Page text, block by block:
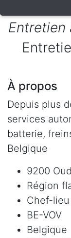
Entretien
À propos
Depuis plus
services
batterie,
Belgique
9200
Région
Chef-lieu
BE-VOV
Belgique